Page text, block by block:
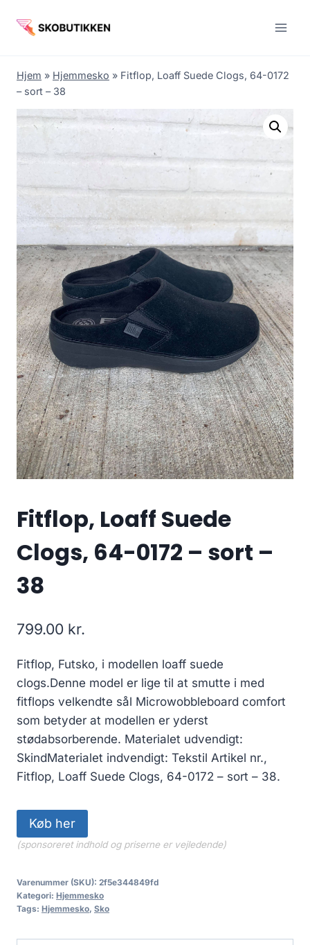
Hjem » Hjemmesko » Fitflop, Loaff Suede Clogs, 64-0172
– sort – 38
Fitflop, Loaff Suede
Clogs, 64-0172 – sort –
38
799.00 kr.
Fitflop, Futsko, i modellen loaff suede
clogs.Denne model er lige til at smutte i med
fitflops velkendte sål Microwobbleboard comfort
som betyder at modellen er yderst
stødabsorberende. Materialet udvendigt:
SkindMaterialet indvendigt: Tekstil Artikel nr.,
Fitflop, Loaff Suede Clogs, 64-0172 – sort – 38.
Køb her
(sponsoreret indhold og priserne er vejledende)
Varenummer (SKU): 2f5e344849fd
Kategori: Hjemmesko
Tags: Hjemmesko, Sko